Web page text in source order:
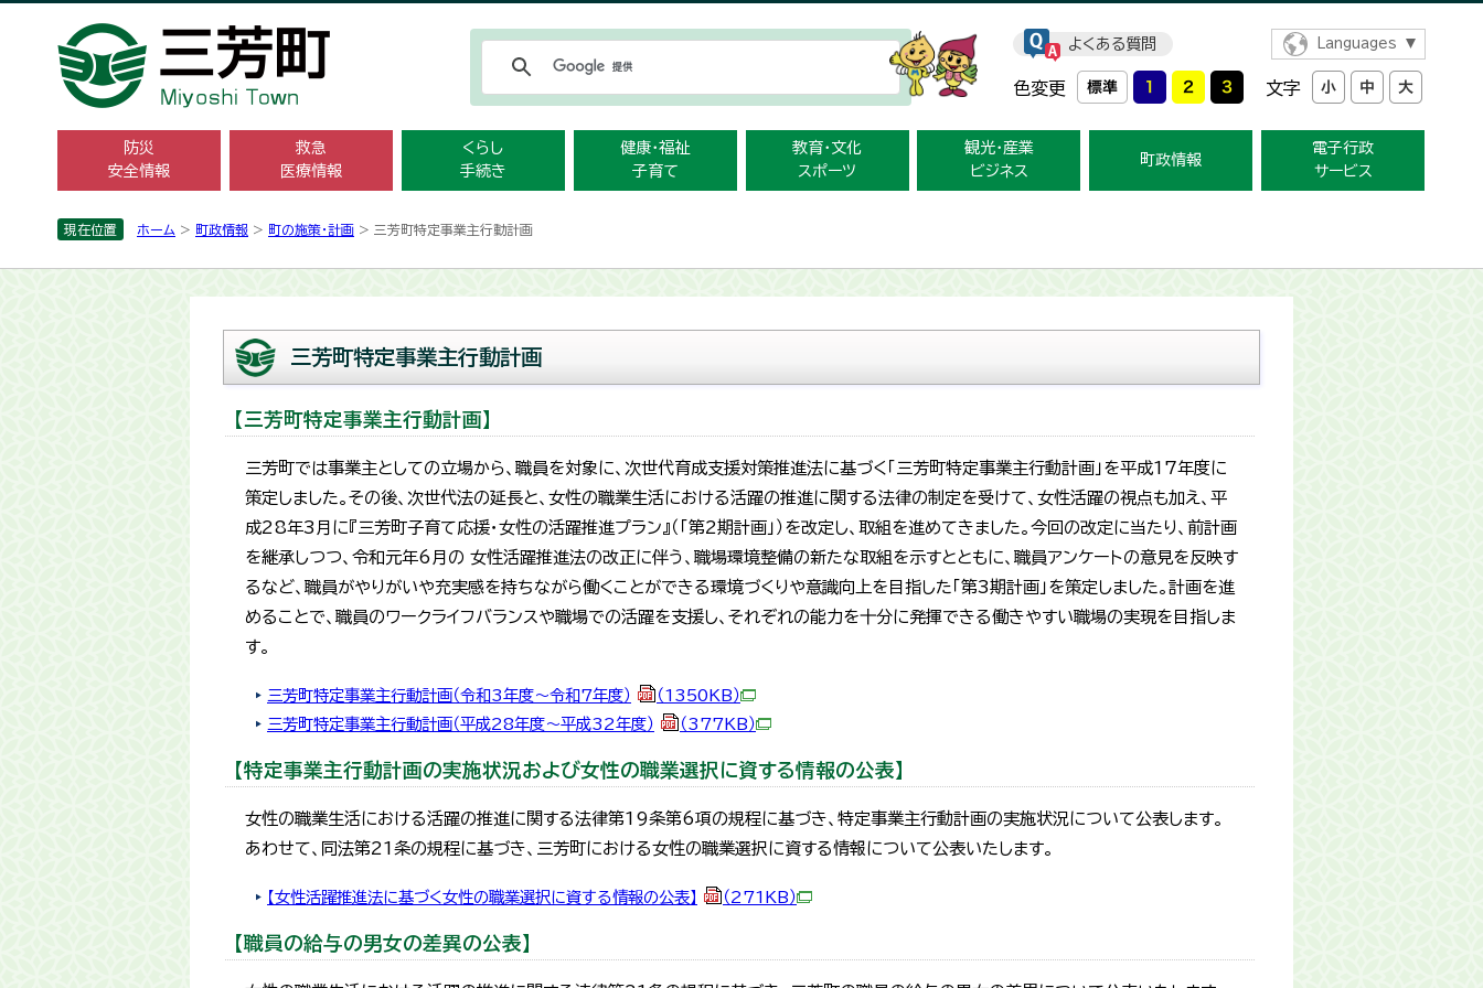
よくある質問 Languages
色変更 文字
防災
安全情報
救急
医療情報
くらし
手続き
健康・福祉
子育て
教育・文化
スポーツ
観光・産業
ビジネス
町政情報
電子行政
サービス
現在位置 ホーム > 町政情報 > 町の施策・計画 > 三芳町特定事業主行動計画
三芳町特定事業主行動計画
【三芳町特定事業主行動計画】
三芳町では事業主としての立場から、職員を対象に、次世代育成支援対策推進法に基づく「三芳町特定事業主行動計画」を平成17年度に
策定しました。その後、次世代法の延長と、女性の職業生活における活躍の推進に関する法律の制定を受けて、女性活躍の視点も加え、平
成28年3月に『三芳町子育て応援・女性の活躍推進プラン』（「第2期計画」）を改定し、取組を進めてきました。今回の改定に当たり、前計画
を継承しつつ、令和元年6月の 女性活躍推進法の改正に伴う、職場環境整備の新たな取組を示すとともに、職員アンケートの意見を反映す
るなど、職員がやりがいや充実感を持ちながら働くことができる環境づくりや意識向上を目指した「第3期計画」を策定しました。計画を進
めることで、職員のワークライフバランスや職場での活躍を支援し、それぞれの能力を十分に発揮できる働きやすい職場の実現を目指しま
す。
三芳町特定事業主行動計画（令和3年度～令和7年度）
（1350KB）
三芳町特定事業主行動計画（平成28年度～平成32年度）
（377KB）
【特定事業主行動計画の実施状況および女性の職業選択に資する情報の公表】
女性の職業生活における活躍の推進に関する法律第19条第6項の規程に基づき、特定事業主行動計画の実施状況について公表します。
あわせて、同法第21条の規程に基づき、三芳町における女性の職業選択に資する情報について公表いたします。
​【女性活躍推進法に基づく女性の職業選択に資する情報の公表】 （271KB）
【職員の給与の男女の差異の公表】